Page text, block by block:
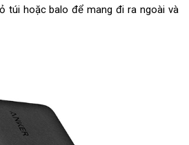
túi hoặc balo để mang đi ra ngoài và